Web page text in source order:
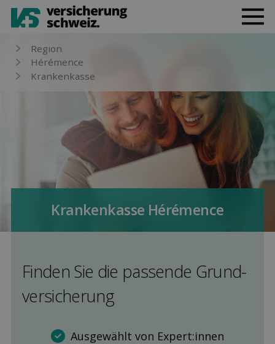
Region
Hérémence
Kranken­kasse
Kranken­kasse Hérémence
Finden Sie die pas­sende Grund­
versicherung
Ausgewählt von Expert:innen